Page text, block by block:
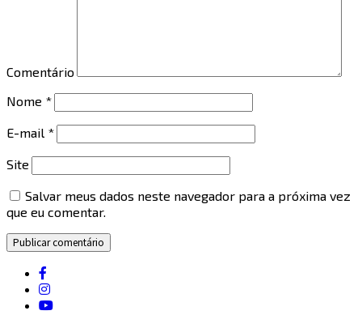
Comentário
Nome *
E-mail *
Site
Salvar meus dados neste navegador para a próxima vez
que eu comentar.